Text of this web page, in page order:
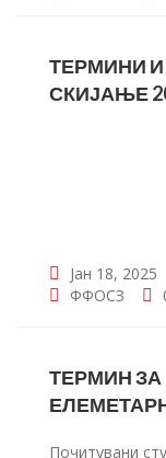
ТЕРМИНИ
СКИЈАЊЕ
Јан 18, 2025
ФФОСЗ
ТЕРМИН
Почитувани